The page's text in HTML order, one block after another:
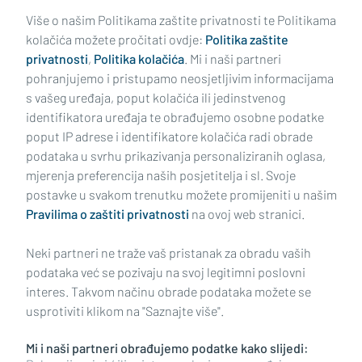
Impressum Uvjeti korištenja Politika privatnosti
Politika kolačića Kontakt Pritužbe Suradnici
Oglašavanje
RUBRIKE
BRODSKO-POSAVSKA ŽUPANIJA
Više o našim Politikama zaštite privatnosti te Politikama
kolačića možete pročitati ovdje: Politika zaštite
privatnosti, Politika kolačića. Mi i naši partneri
pohranjujemo i pristupamo neosjetljivim informacijama
s vašeg uređaja, poput kolačića ili jedinstvenog
identifikatora uređaja te obrađujemo osobne podatke
poput IP adrese i identifikatore kolačića radi obrade
podataka u svrhu prikazivanja personaliziranih oglasa,
mjerenja preferencija naših posjetitelja i sl. Svoje
postavke u svakom trenutku možete promijeniti u našim
Pravilima o zaštiti privatnosti na ovoj web stranici.
Neki partneri ne traže vaš pristanak za obradu vaših
podataka već se pozivaju na svoj legitimni poslovni
interes. Takvom načinu obrade podataka možete se
usprotiviti klikom na "Saznajte više".
Mi i naši partneri obrađujemo podatke kako slijedi: